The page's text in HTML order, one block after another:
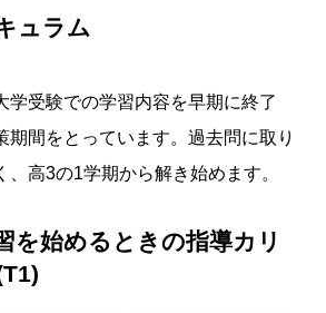
ュラム
学受験での学習内容を早期に終了
期間をとっています。過去問に取り
高3の1学期から解き始めます。
を始めるときの指導カリ